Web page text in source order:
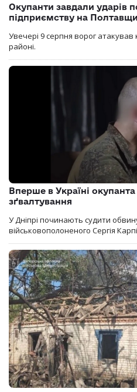
Окупанти завдали ударів
підприємству на
Увечері 9 серпня ворог атакував
районі.
Вперше в Україні
зґвалтування
У Дніпрі починають судити
військовополоненого Сергія